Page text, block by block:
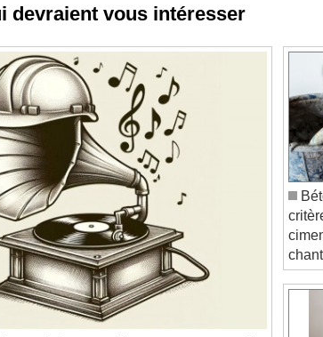
de la semaine : vous avez dit